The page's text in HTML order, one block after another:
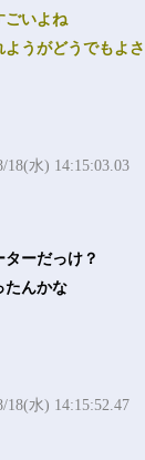
ごいよね
うがどうでもよさ
18(水) 14:15:03.03
ーだっけ？
たんかな
18(水) 14:15:52.47